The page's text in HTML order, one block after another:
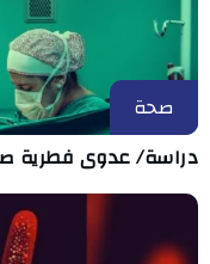
صحة
دراسة/ عدوى فطرية